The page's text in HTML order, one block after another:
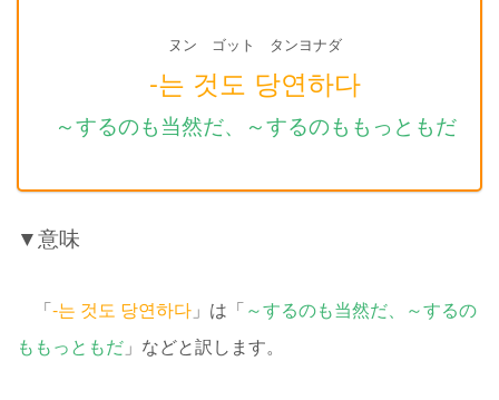
ヌン ゴット タンヨナダ
-는 것도 당연하다
～するのも当然だ、～するのももっともだ
▼意味
「-는 것도 당연하다 」は「～するのも当然だ、～するの
ももっともだ 」などと訳します。